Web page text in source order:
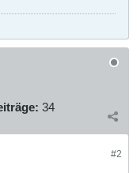
34
#2